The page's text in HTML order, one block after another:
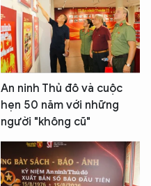
An ninh Thủ đô và cuộc
hẹn 50 năm với những
người "không cũ"